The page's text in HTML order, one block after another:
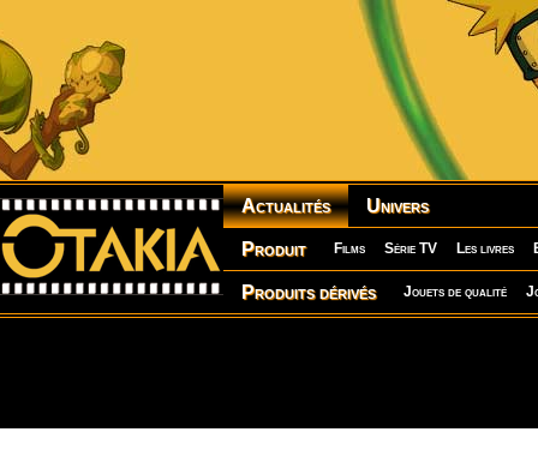
Actualités Univers
Produit Films Série TV Les livres
Produits dérivés Jouets de qualité